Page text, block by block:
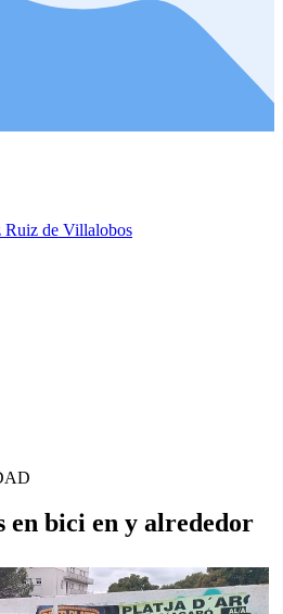
Ruiz de Villalobos
en bici en y alrededor